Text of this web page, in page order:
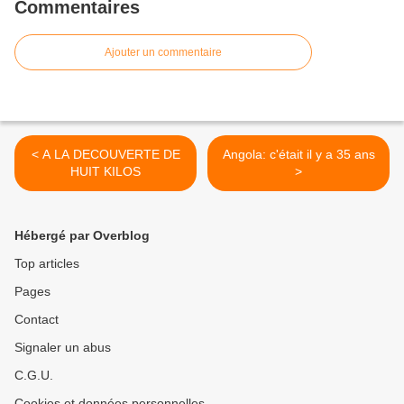
Commentaires
Ajouter un commentaire
< A LA DECOUVERTE DE
HUIT KILOS
Angola: c'était il y a 35 ans
>
Hébergé par Overblog
Top articles
Pages
Contact
Signaler un abus
C.G.U.